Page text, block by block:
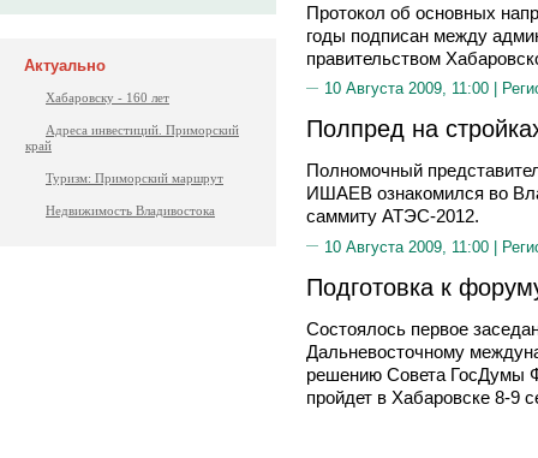
Актуально
Хабаровску - 160 лет
Адреса инвестиций. Приморский
край
Туризм: Приморский маршрут
Недвижимость Владивостока
Протокол об основных
годы подписан между
правительством
10 Августа 2009, 11:00 |
Полпред на
Полномочный
ИШАЕВ ознакомился во
саммиту АТЭС-2012.
10 Августа 2009, 11:00 |
Подготовка к
Состоялось первое
Дальневосточному
решению Совета ГосДумы
пройдет в Хабаровске 8-9